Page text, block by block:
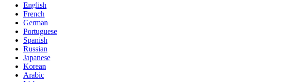
English
French
German
Portuguese
Spanish
Russian
Japanese
Korean
Arabic